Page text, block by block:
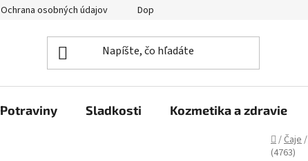
Ochrana osobných údajov Doprava a platba
Potraviny Sladkosti Kozmetika a zdravie
Domov
/Čaje/
(4763)